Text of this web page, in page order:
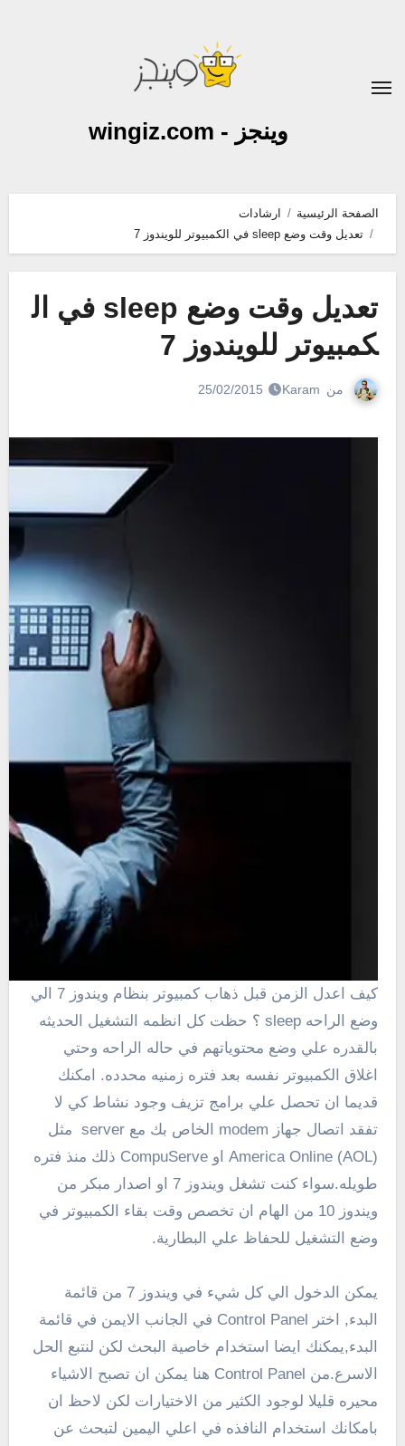
وينجز - wingiz.com
الصفحة الرئيسية
ارشادات
تعديل وقت وضع sleep في الكمبيوتر للويندوز 7
تعديل وقت وضع sleep في ال
كمبيوتر للويندوز 7
من Karam
25/02/2015
كيف اعدل الزمن قبل ذهاب كمبيوتر بنظام ويندوز 7 الي
وضع الراحه sleep ؟ حظت كل انظمه التشغيل الحديثه
بالقدره علي وضع محتوياتهم في حاله الراحه وحتي
اغلاق الكمبيوتر نفسه بعد فتره زمنيه محدده. امكنك
قديما ان تحصل علي برامج تزيف وجود نشاط كي لا
تفقد اتصال جهاز modem الخاص بك مع server مثل
America Online (AOL) او CompuServe ذلك منذ فتره
طويله.سواء كنت تشغل ويندوز 7 او اصدار مبكر من
ويندوز 10 من الهام ان تخصص وقت بقاء الكمبيوتر في
وضع التشغيل للحفاظ علي البطارية.
يمكن الدخول الي كل شيء في ويندوز 7 من قائمة
البدء, اختر Control Panel في الجانب الايمن في قائمة
البدء,يمكنك ايضا استخدام خاصية البحث لكن لنتبع الحل
الاسرع.من Control Panel هنا يمكن ان تصبح الاشياء
محيره قليلا لوجود الكثير من الاختيارات لكن لاحظ ان
بامكانك استخدام النافذه في اعلي اليمين لتبحث عن